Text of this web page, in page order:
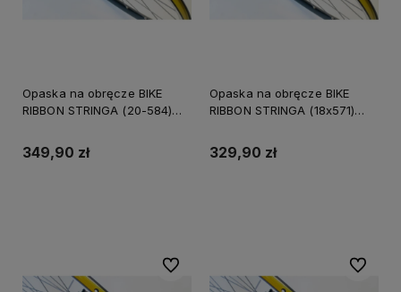
Opaska na obręcze BIKE
RIBBON STRINGA (20-584)
349,90 zł
Opaska na obręcze BIKE
RIBBON STRINGA (18x571)
329,90 zł
Do ulubionych Do